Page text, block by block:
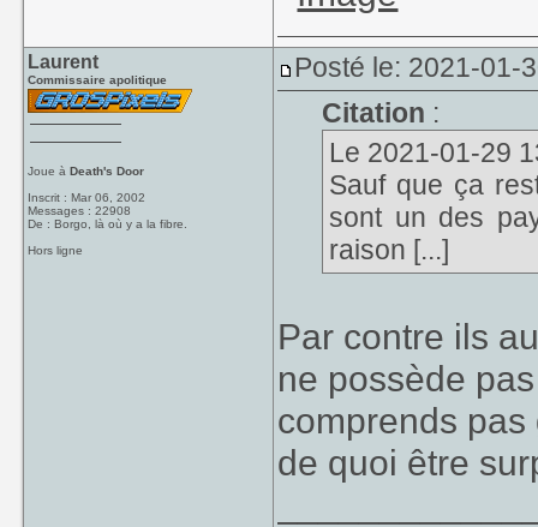
Laurent
Commissaire apolitique
Joue àDeath's Door
Inscrit : Mar 06, 2002
Messages : 22908
De : Borgo, là où y a la fibre.
Hors ligne
Posté le: 2021-01-
Citation :
Le 2021-01-29
Sauf que ça
sont un des
raison [...]
Par contre ils
ne possède
comprends
de quoi être